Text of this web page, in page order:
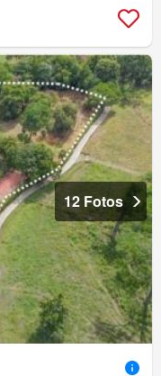
12 Fotos